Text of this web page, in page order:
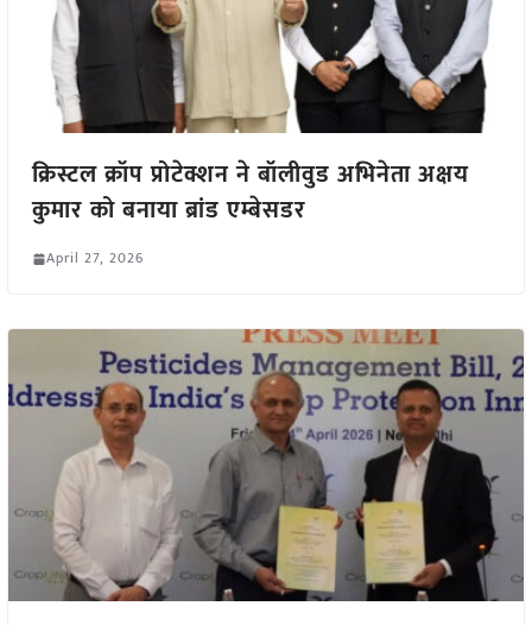
क्रिस्टल क्रॉप प्रोटेक्शन ने बॉलीवुड अभिनेता अक्षय
कुमार को बनाया ब्रांड एम्बेसडर
April 27, 2026